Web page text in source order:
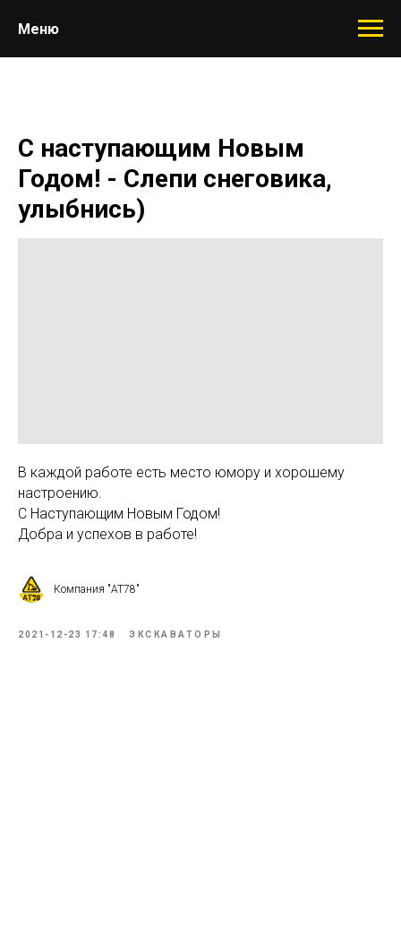
Меню
С наступающим Новым
Годом! - Слепи снеговика,
улыбнись)
В каждой работе есть место юмору и хорошему
настроению.
С Наступающим Новым Годом!
Добра и успехов в работе!
Компания "АТ78"
2021-12-23 17:48 ЭКСКАВАТОРЫ